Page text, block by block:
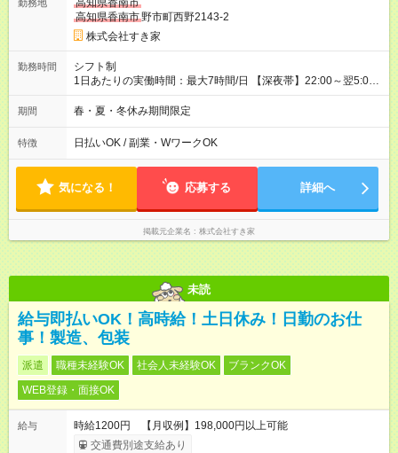
同時給）
勤務地
高知県香南市
高知県香南市野市町西野2143-2
株式会社すき家
勤務時間
シフト制
1日あたりの実働時間：最大7時間/日 【深夜帯】22:00～翌5:00
週2日～・1日2h～OK◎ ※22:00から翌5:00までは18歳以上の方
のみ勤務可能です（18歳未満の深夜業務禁止のため） ★深夜で
す。 必ず、2名以上での勤務を行いますので、安心して働けま
す。
期間 春・夏・冬休み期間限定
特徴 日払いOK / 副業・WワークOK
気になる！ 応募する 詳細へ
掲載元企業名 株式会社すき家
未読
給与即払いOK！高時給！土日休み！日勤のお仕
事！製造、包装
派遣 職種未経験OK 社会人未経験OK
ブランクOK
WEB登録・面接OK
給与
時給1200円 【月収例】198,000円以上可能
交通費別途支給あり